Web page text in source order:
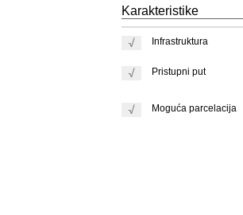
Karakteristike
Infrastruktura
Pristupni put
Moguća parcelacija